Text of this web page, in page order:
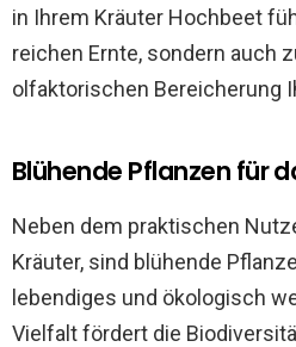
in Ihrem Kräuter Hochbeet
reichen Ernte, sondern auch
olfaktorischen Bereicherung
Blühende Pflanzen für
Neben dem praktischen
Kräuter, sind blühende
lebendiges und ökologisch
Vielfalt fördert die